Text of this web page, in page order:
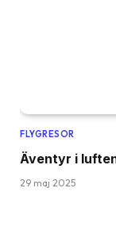
FLYGRESOR
Äventyr i
29 maj 2025